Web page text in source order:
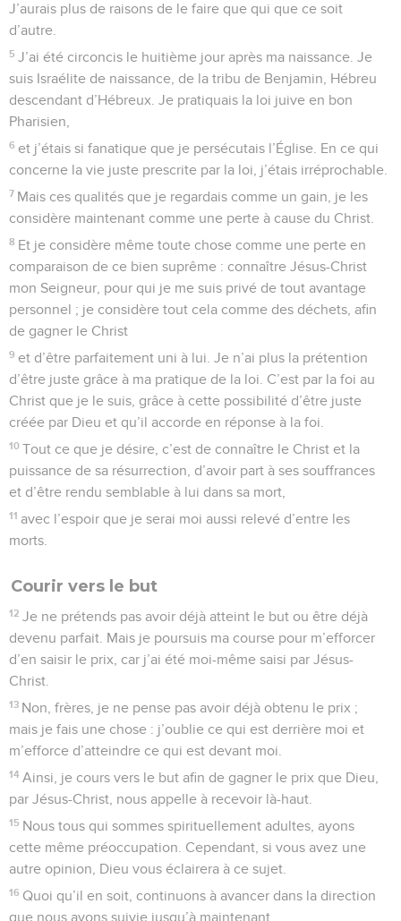
J’aurais plus de raisons de le faire que qui que ce soit
d’autre.
5 J’ai été circoncis le huitième jour après ma naissance. Je
suis Israélite de naissance, de la tribu de Benjamin, Hébreu
descendant d’Hébreux. Je pratiquais la loi juive en bon
Pharisien,
6 et j’étais si fanatique que je persécutais l’Église. En ce qui
concerne la vie juste prescrite par la loi, j’étais irréprochable.
7 Mais ces qualités que je regardais comme un gain, je les
considère maintenant comme une perte à cause du Christ.
8 Et je considère même toute chose comme une perte en
comparaison de ce bien suprême : connaître Jésus-Christ
mon Seigneur, pour qui je me suis privé de tout avantage
personnel ; je considère tout cela comme des déchets, afin
de gagner le Christ
9 et d’être parfaitement uni à lui. Je n’ai plus la prétention
d’être juste grâce à ma pratique de la loi. C’est par la foi au
Christ que je le suis, grâce à cette possibilité d’être juste
créée par Dieu et qu’il accorde en réponse à la foi.
10 Tout ce que je désire, c’est de connaître le Christ et la
puissance de sa résurrection, d’avoir part à ses souffrances
et d’être rendu semblable à lui dans sa mort,
11 avec l’espoir que je serai moi aussi relevé d’entre les
morts.
Courir vers le but
12 Je ne prétends pas avoir déjà atteint le but ou être déjà
devenu parfait. Mais je poursuis ma course pour m’efforcer
d’en saisir le prix, car j’ai été moi-même saisi par Jésus-
Christ.
13 Non, frères, je ne pense pas avoir déjà obtenu le prix ;
mais je fais une chose : j’oublie ce qui est derrière moi et
m’efforce d’atteindre ce qui est devant moi.
14 Ainsi, je cours vers le but afin de gagner le prix que Dieu,
par Jésus-Christ, nous appelle à recevoir là-haut.
15 Nous tous qui sommes spirituellement adultes, ayons
cette même préoccupation. Cependant, si vous avez une
autre opinion, Dieu vous éclairera à ce sujet.
16 Quoi qu’il en soit, continuons à avancer dans la direction
que nous avons suivie jusqu’à maintenant.